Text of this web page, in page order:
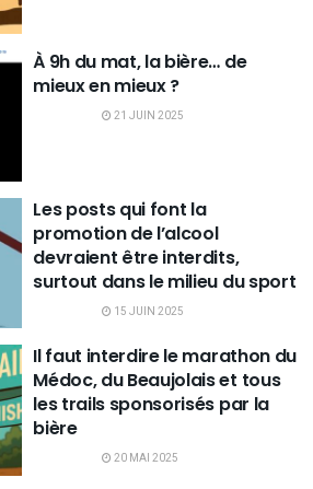
À 9h du mat, la bière… de
mieux en mieux ?
21 JUIN 2025
Les posts qui font la
promotion de l’alcool
devraient être interdits,
surtout dans le milieu du sport
15 JUIN 2025
Il faut interdire le marathon du
Médoc, du Beaujolais et tous
les trails sponsorisés par la
bière
20 MAI 2025